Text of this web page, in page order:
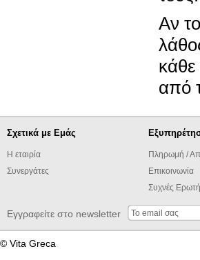
Αν
από
Σχετικά με Εμάς
Η εταιρία
Συνεργάτες
Πληρωμή /
Επικοινωνία
Συχνές
Εγγραφείτε στο newsletter
© Vita Greca